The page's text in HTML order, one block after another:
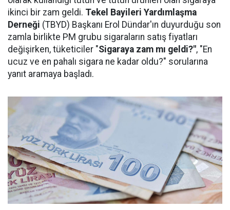
ikinci bir zam geldi. Tekel Bayileri Yardımlaşma
Derneği (TBYD) Başkanı Erol Dündar'ın duyurduğu son
zamla birlikte PM grubu sigaraların satış fiyatları
değişirken, tüketiciler "Sigaraya zam mı geldi?", "En
ucuz ve en pahalı sigara ne kadar oldu?" sorularına
yanıt aramaya başladı.